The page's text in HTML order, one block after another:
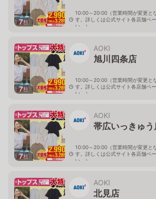
7枚
10:00～20:00（営業時間が変更と
す。詳しくは公式サイト各店舗ペ
い。）
7枚
AOKI
旭川四条店
10:00～20:00（営業時間が変更と
す。詳しくは公式サイト各店舗ペ
い。）
7枚
AOKI
帯広いっきゅう
10:00～20:00（営業時間が変更と
す。詳しくは公式サイト各店舗ペ
い。）
AOKI
北見店